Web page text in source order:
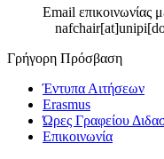
Email επικοινωνίας
Γρήγορη Πρόσβαση
Έντυπα Αιτήσεων
Erasmus
Ώρες Γραφείου
Επικοινωνία